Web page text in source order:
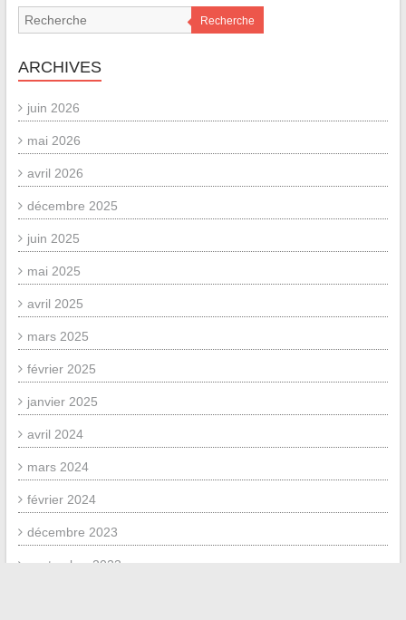
Recherche
ARCHIVES
juin 2026
mai 2026
avril 2026
décembre 2025
juin 2025
mai 2025
avril 2025
mars 2025
février 2025
janvier 2025
avril 2024
mars 2024
février 2024
décembre 2023
septembre 2023